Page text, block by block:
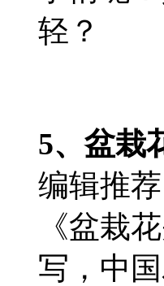
轻？
5、盆栽
编辑推荐
《盆栽
写，中